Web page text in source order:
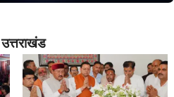
उत्तराखंड